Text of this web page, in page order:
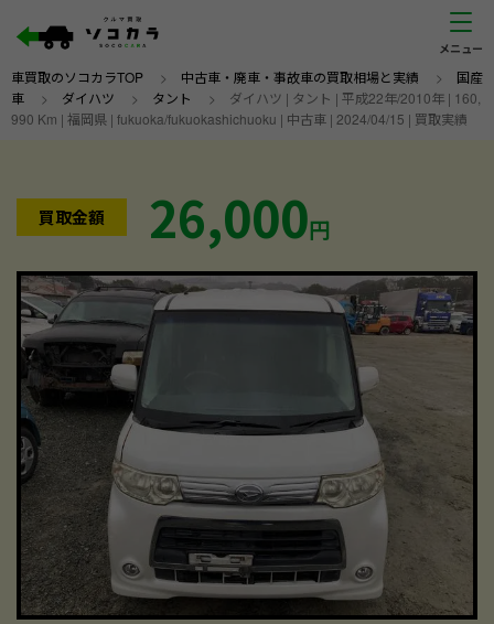
車買取のソコカラTOP > 中古車・廃車・事故車の買取相場と実績 > 国産
車 > ダイハツ > タント > ダイハツ | タント | 平成22年/2010年 | 160,
990 Km | 福岡県 | fukuoka/fukuokashichuoku | 中古車 | 2024/04/15 | 買取実績
買取金額 26,000円